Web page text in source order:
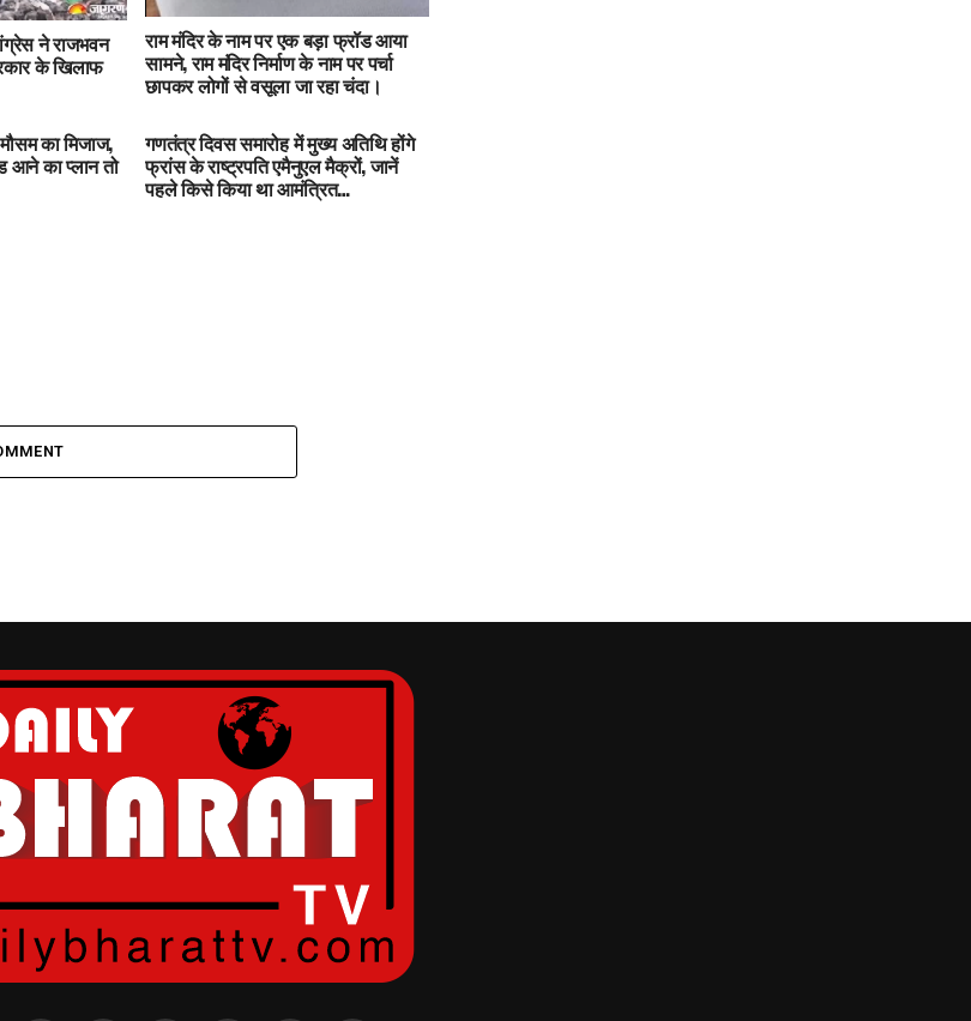
ने राजभवन
के खिलाफ
राम मंदिर के नाम पर एक बड़ा फ्रॉड आया
सामने, राम मंदिर निर्माण के नाम पर पर्चा
छापकर लोगों से वसूला जा रहा चंदा।
का मिजाज,
आने का प्लान तो
गणतंत्र दिवस समारोह में मुख्य अतिथि होंगे
फ्रांस के राष्ट्रपति एमैनुएल मैक्रों, जानें
पहले किसे किया था आमंत्रित…